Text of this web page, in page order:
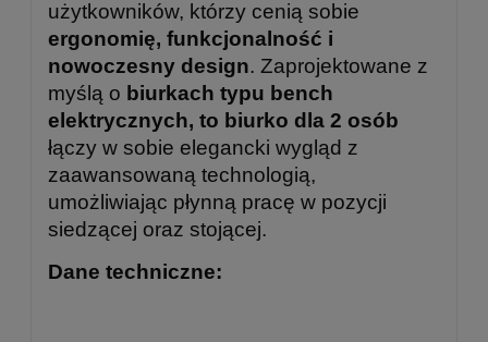
użytkowników, którzy cenią sobie
ergonomię, funkcjonalność i
nowoczesny design. Zaprojektowane z
myślą o biurkach typu bench
elektrycznych, to biurko dla 2 osób
łączy w sobie elegancki wygląd z
zaawansowaną technologią,
umożliwiając płynną pracę w pozycji
siedzącej oraz stojącej.
Dane techniczne: